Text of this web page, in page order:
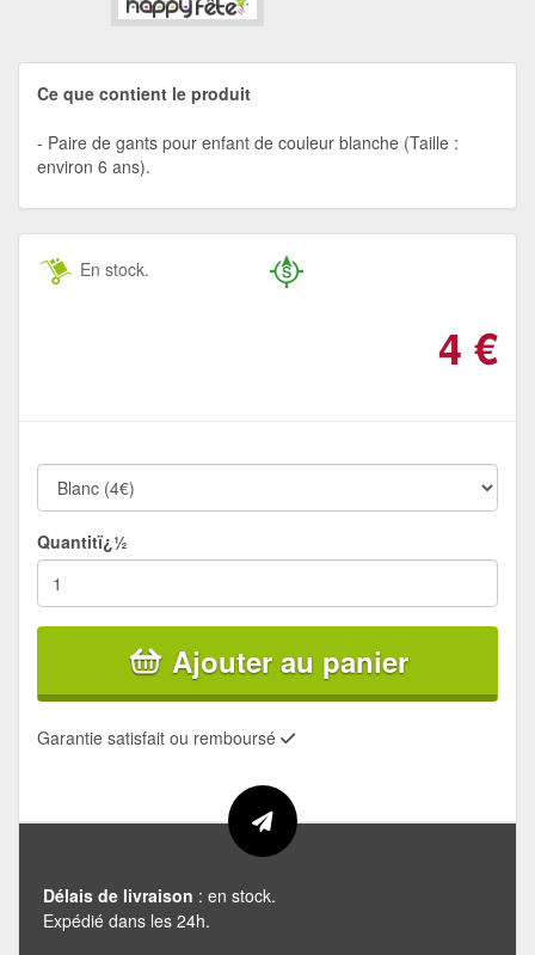
Ce que contient le produit
Paire de gants pour enfant de couleur blanche (Taille :
environ 6 ans).
En stock.
4 €
Quantitï¿½
Ajouter au panier
Garantie satisfait ou remboursé
Délais de livraison : en stock.
Expédié dans les 24h.